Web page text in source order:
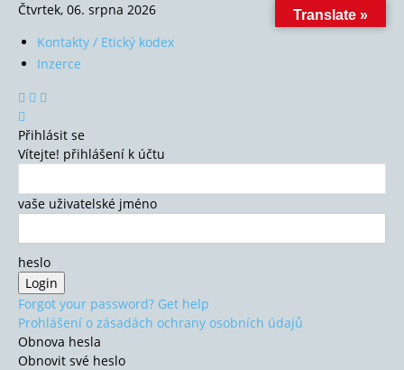
Čtvrtek, 06. srpna 2026
Kontakty / Etický kodex
Inzerce
Přihlásit se
Vítejte! přihlášení k účtu
vaše uživatelské jméno
heslo
Forgot your password? Get help
Prohlášení o zásadách ochrany osobních údajů
Obnova hesla
Obnovit své heslo
Translate »